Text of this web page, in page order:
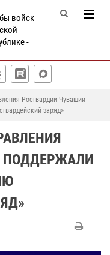
войск
-
Росгвардии Чувашии
заряд»
ПОДДЕРЖАЛИ